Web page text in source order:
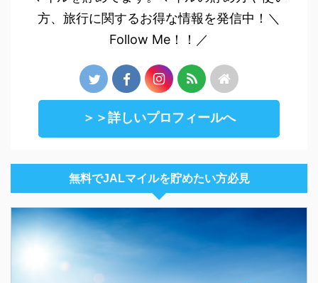
方、旅行に関するお得な情報を発信中！＼
Follow Me！！／
＞＞詳しいプロフィールへ
無料でJALマイルを貯めたい方必見